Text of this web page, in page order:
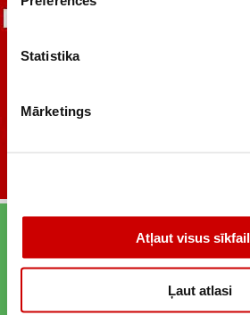
Statistika
Mārketings
Atļaut visus
Ļaut atlasi